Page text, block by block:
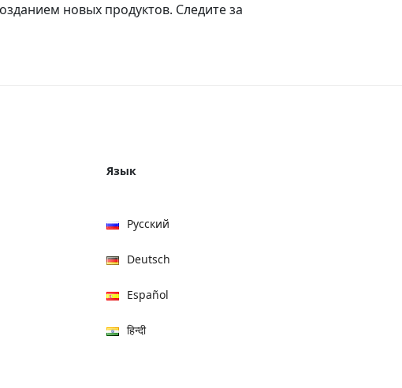
новых продуктов. Следите за
Язык
Русский
Deutsch
Español
हिन्दी